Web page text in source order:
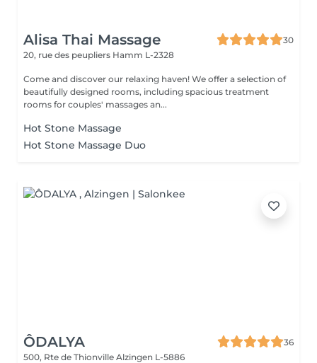
Alisa Thai Massage
30
20, rue des peupliers Hamm L-2328
Come and discover our relaxing haven! We offer a selection of
beautifully designed rooms, including spacious treatment
rooms for couples' massages an...
Hot Stone Massage
Hot Stone Massage Duo
ÔDALYA
36
500, Rte de Thionville Alzingen L-5886